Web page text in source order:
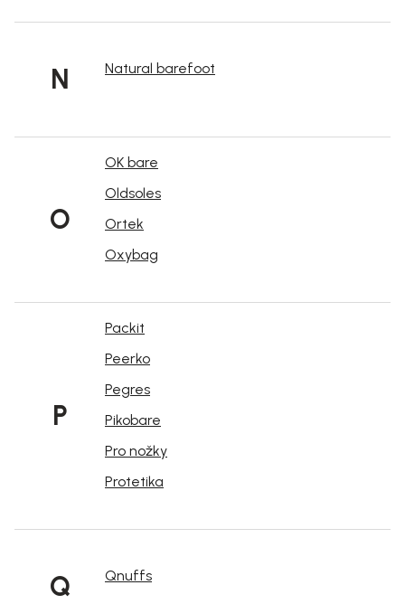
N Natural barefoot
O
OK bare
Oldsoles
Ortek
Oxybag
P
Packit
Peerko
Pegres
Pikobare
Pro nožky
Protetika
Q Qnuffs